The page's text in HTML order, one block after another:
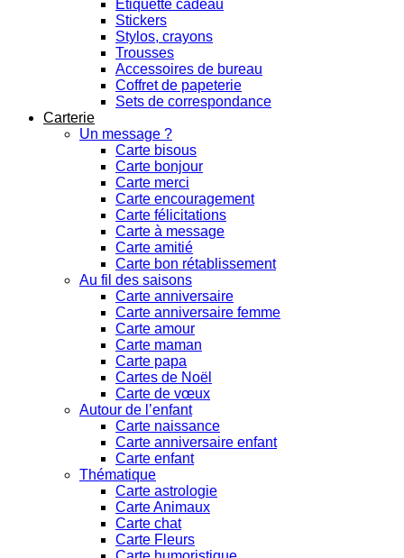
Etiquette cadeau
Stickers
Stylos, crayons
Trousses
Accessoires de bureau
Coffret de papeterie
Sets de correspondance
Carterie
Un message ?
Carte bisous
Carte bonjour
Carte merci
Carte encouragement
Carte félicitations
Carte à message
Carte amitié
Carte bon rétablissement
Au fil des saisons
Carte anniversaire
Carte anniversaire femme
Carte amour
Carte maman
Carte papa
Cartes de Noël
Carte de vœux
Autour de l’enfant
Carte naissance
Carte anniversaire enfant
Carte enfant
Thématique
Carte astrologie
Carte Animaux
Carte chat
Carte Fleurs